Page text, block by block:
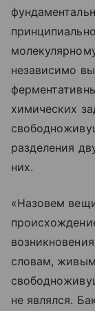
независимо
химических
разделения
них.
«Назовем
словам,
не являлся.